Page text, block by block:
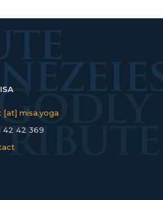
misa.yoga
42 42 369